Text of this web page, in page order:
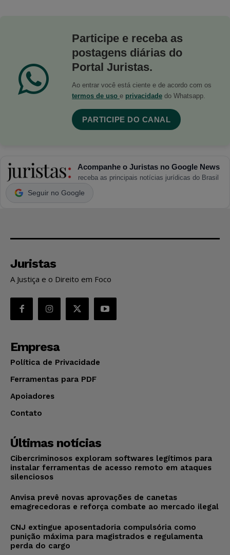
Participe e receba as
postagens diárias do
Portal Juristas.
Ao entrar você está ciente e de acordo com os
termos de uso e privacidade do Whatsapp.
PARTICIPE DO CANAL
Acompanhe o Juristas no Google News
receba as principais notícias jurídicas do Brasil
Seguir no Google
Juristas
A Justiça e o Direito em Foco
Empresa
Política de Privacidade
Ferramentas para PDF
Apoiadores
Contato
Últimas notícias
Cibercriminosos exploram softwares legítimos para
instalar ferramentas de acesso remoto em ataques
silenciosos
Anvisa prevê novas aprovações de canetas
emagrecedoras e reforça combate ao mercado ilegal
CNJ extingue aposentadoria compulsória como
punição máxima para magistrados e regulamenta
perda do cargo